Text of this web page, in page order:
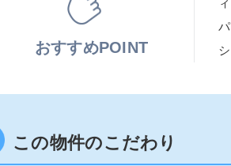
おすすめPOINT
この物件のこだわり